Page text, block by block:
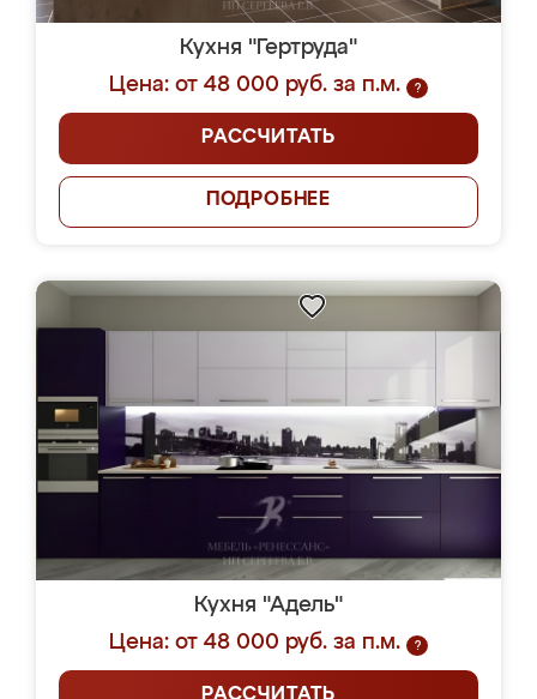
Кухня "Гертруда"
Цена: от 48 000 руб. за п.м.
?
РАССЧИТАТЬ
ПОДРОБНЕЕ
Кухня "Адель"
Цена: от 48 000 руб. за п.м.
?